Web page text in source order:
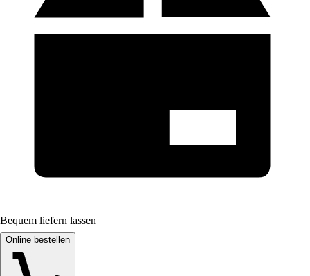
Bequem liefern lassen
Online bestellen